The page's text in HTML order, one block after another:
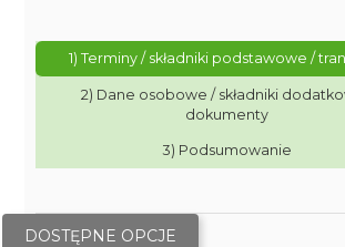
1) Terminy / składniki podstawowe /
2) Dane osobowe / składniki
dokumenty
3) Podsumowanie
DOSTĘPNE OPCJE